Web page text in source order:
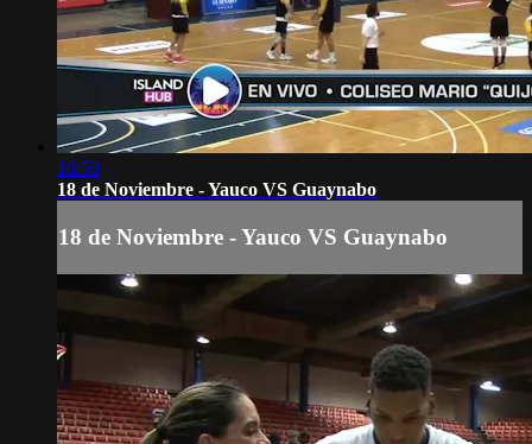
16:59
18 de Noviembre - Yauco VS Guaynabo
18 de Noviembre - Yauco VS Guaynabo